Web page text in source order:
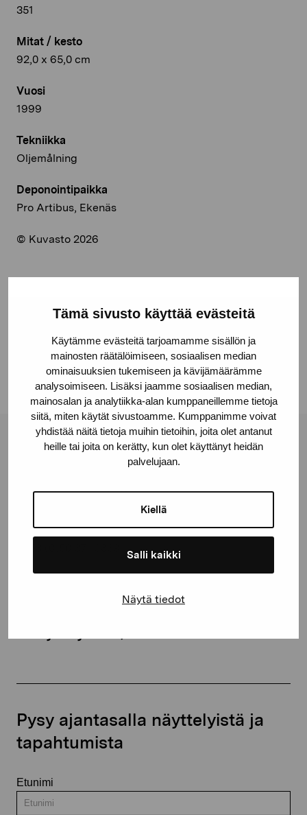
Tämä sivusto käyttää evästeitä
Käytämme evästeitä tarjoamamme sisällön ja
mainosten räätälöimiseen, sosiaalisen median
ominaisuuksien tukemiseen ja kävijämäärämme
analysoimiseen. Lisäksi jaamme sosiaalisen median,
mainosalan ja analytiikka-alan kumppaneillemme tietoja
siitä, miten käytät sivustoamme. Kumppanimme voivat
yhdistää näitä tietoja muihin tietoihin, joita olet antanut
heille tai joita on kerätty, kun olet käyttänyt heidän
palvelujaan.
Kiellä
Salli kaikki
Näytä tiedot
351
Mitat / kesto
92,0 x 65,0 cm
Vuosi
1999
Tekniikka
Oljemålning
Deponointipaikka
Pro Artibus, Ekenäs
© Kuvasto 2026
Facebook
Linkedin
Pro Artibus -säätiö
Kustaa Vaasan katu 11
proartibus@proartibus.fi
Pysy ajantasalla näyttelyistä ja
tapahtumista
Etunimi